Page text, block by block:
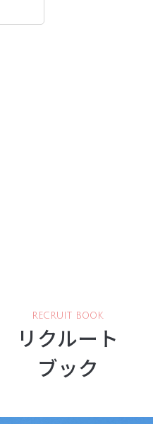
RECRUIT BOOK
リクルート
ブック